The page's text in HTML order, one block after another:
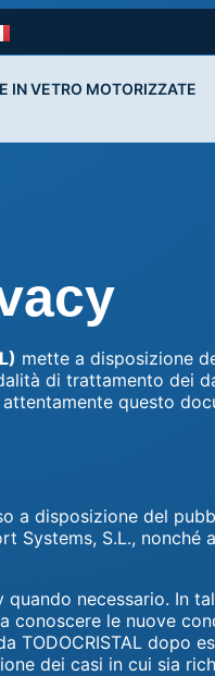
IN VETRO MOTORIZZATE
mette a disposizione
di trattamento dei
questo
a disposizione del
S.L., nonché
necessario. In
conoscere le nuove
TODOCRISTAL dopo
dei casi in cui sia